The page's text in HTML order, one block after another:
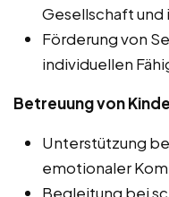
Gesellschaft und
Förderung von
individuellen
Betreuung von
Unterstützung
emotionaler
Begleitung bei